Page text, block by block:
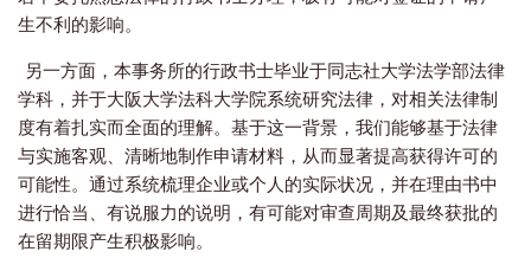
生不利的影响。
另一方面，本事务所的行政书士毕业于同志社大学法学部法律
学科，并于大阪大学法科大学院系统研究法律，对相关法律制
度有着扎实而全面的理解。基于这一背景，我们能够基于法律
与实施客观、清晰地制作申请材料，从而显著提高获得许可的
可能性。通过系统梳理企业或个人的实际状况，并在理由书中
进行恰当、有说服力的说明，有可能对审查周期及最终获批的
在留期限产生积极影响。